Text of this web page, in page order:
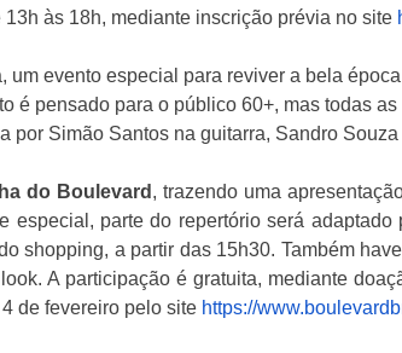
às 18h, mediante inscrição prévia no site
um evento especial para reviver a bela
é pensado para o público 60+, mas todas
por Simão Santos na guitarra, Sandro
do Boulevard , trazendo uma
especial, parte do repertório será
shopping, a partir das 15h30. Também
A participação é gratuita, mediante
de fevereiro pelo site https://